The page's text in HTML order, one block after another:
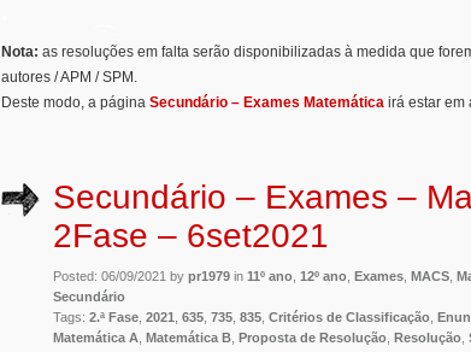
Nota: as resoluções em falta serão disponibilizadas à medida que
autores / APM / SPM.
Deste modo, a página Secundário – Exames Matemática irá estar em
Secundário – Exames –
2Fase – 6set2021
Posted: 06/09/2021 by pr1979 in 11º ano 12º ano Exames MACS
Secundário
Tags: 2.ª Fase 2021 635 735 835 Critérios de Classificação
Matemática A Matemática B Proposta de Resolução Resolução